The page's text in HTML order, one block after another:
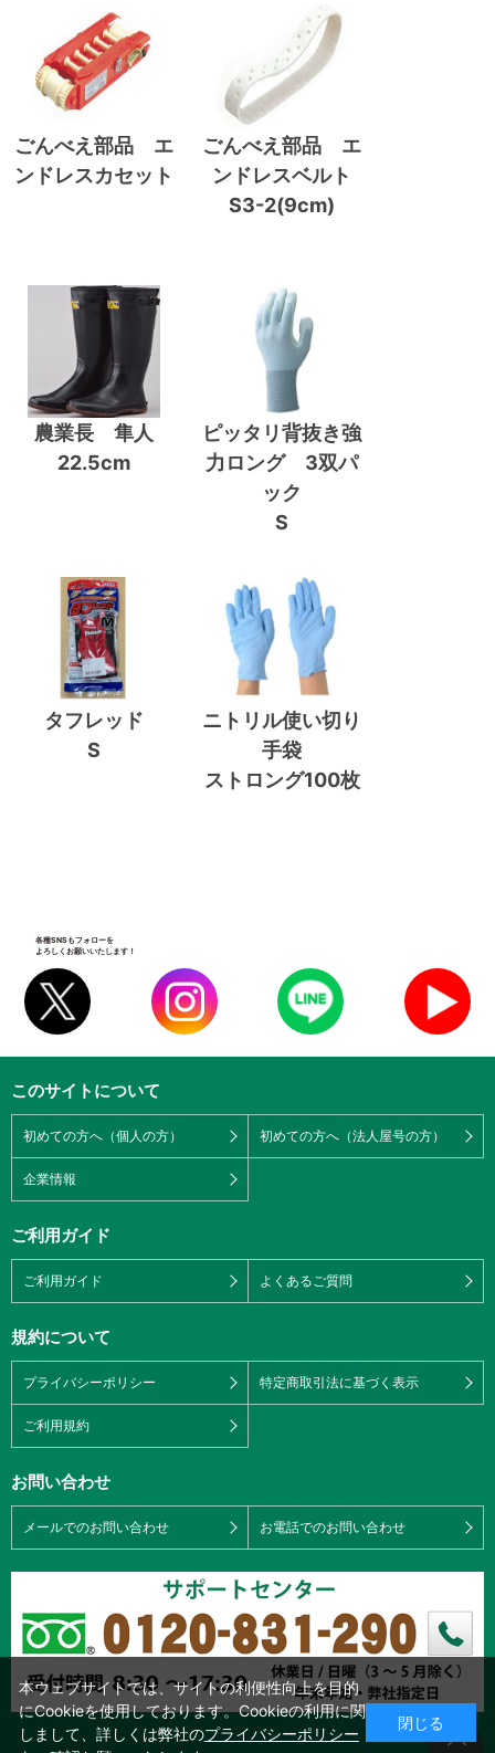
ごんべえ部品 エ
ンドレスカセット
ごんべえ部品 エ
ンドレスベルト
S3-2(9cm)
農業長 隼人
22.5cm
ピッタリ背抜き強
力ロング 3双パ
ック
S
タフレッド
S
ニトリル使い切り
手袋
ストロング100枚
各種SNSもフォローを
よろしくお願いいたします！
このサイトについて
初めての方へ（個人の方） 初めての方へ（法人屋号の方）
企業情報
ご利用ガイド
ご利用ガイド よくあるご質問
規約について
プライバシーポリシー 特定商取引法に基づく表示
ご利用規約
お問い合わせ
メールでのお問い合わせ お電話でのお問い合わせ
本ウェブサイトでは、サイトの利便性向上を目的
にCookieを使用しております。Cookieの利用に関
しまして、詳しくは弊社のプライバシーポリシー
閉じる